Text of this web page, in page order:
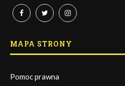
MAPA STRONY
Pomoc prawna